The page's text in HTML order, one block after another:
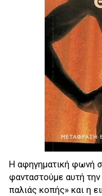
Η αφηγηματική φωνή
φανταστούμε αυτή
παλιάς κοπής» και η